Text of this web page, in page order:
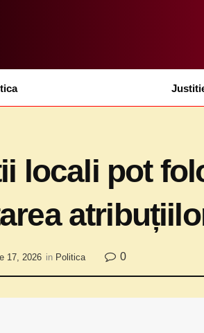
locali pot
17, 2026 in Politica 0